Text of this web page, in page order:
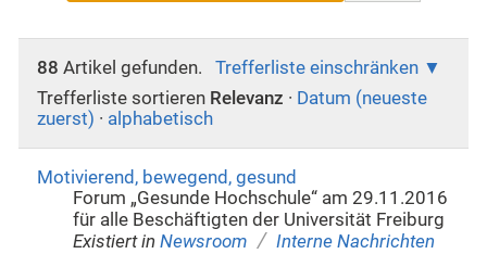
88 Artikel gefunden.
Trefferliste einschränken
Trefferliste sortieren Relevanz · Datum (neueste
zuerst) · alphabetisch
Motivierend, bewegend, gesund
Forum „Gesunde Hochschule“ am 29.11.2016
für alle Beschäftigten der Universität Freiburg
Existiert in Newsroom / Interne Nachrichten